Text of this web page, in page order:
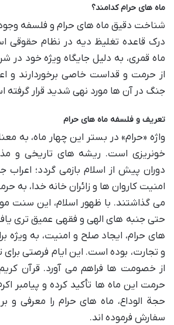
ماه های حرام کدامند؟
شناخت دقیق ماه های حرام و فلسفه
درک قاعده تغلیظ دیه در نظام حقوقی
ماه قمری، به دلیل جایگاه ویژه خود در
از حرمت و قداست خاصی برخوردارند و
جنگ در آن ها مورد نهی شدید قرار گرفته
تعریف و فلسفه ماه های حرام
واژه «حرام» در بستر این چهار ماه، به
خونریزی است. ریشه های تاریخی و
دوران پیش از اسلام بازمی گردد؛ اعراب
امنیت کاروان ها و زائران خانه خدا، به
می گذاشتند. با ظهور اسلام، این سنت
حتی جنبه های الهی و فقهی عمیق تری
های حرام، ایجاد صلح و امنیت، به ویژه
و تجارت، بوده است. این ایام فرصتی برای
از خصومت ها فراهم می آورد. قرآن
حرمت این ماه ها تأکید کرده و پیامبر
حجة الوداع، ماه های حرام را معرفی
سفارش فرموده اند.